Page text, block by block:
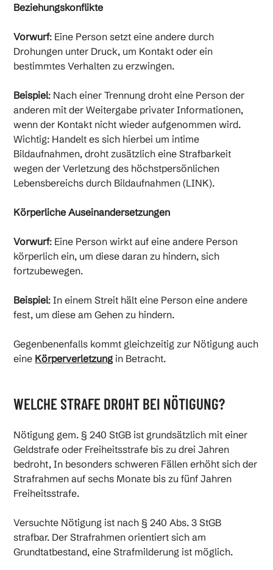
Beziehungskonflikte
Vorwurf: Eine Person setzt eine andere durch
Drohungen unter Druck, um Kontakt oder ein
bestimmtes Verhalten zu erzwingen.
Beispiel: Nach einer Trennung droht eine Person der
anderen mit der Weitergabe privater Informationen,
wenn der Kontakt nicht wieder aufgenommen wird.
Wichtig: Handelt es sich hierbei um intime
Bildaufnahmen, droht zusätzlich eine Strafbarkeit
wegen der Verletzung des höchstpersönlichen
Lebensbereichs durch Bildaufnahmen (LINK).
Körperliche Auseinandersetzungen
Vorwurf: Eine Person wirkt auf eine andere Person
körperlich ein, um diese daran zu hindern, sich
fortzubewegen.
Beispiel: In einem Streit hält eine Person eine andere
fest, um diese am Gehen zu hindern.
Gegenbenenfalls kommt gleichzeitig zur Nötigung auch
eine Körperverletzung in Betracht.
WELCHE STRAFE DROHT BEI NÖTIGUNG?
Nötigung gem. § 240 StGB ist grundsätzlich mit einer
Geldstrafe oder Freiheitsstrafe bis zu drei Jahren
bedroht, In besonders schweren Fällen erhöht sich der
Strafrahmen auf sechs Monate bis zu fünf Jahren
Freiheitsstrafe.
Versuchte Nötigung ist nach § 240 Abs. 3 StGB
strafbar. Der Strafrahmen orientiert sich am
Grundtatbestand, eine Strafmilderung ist möglich.